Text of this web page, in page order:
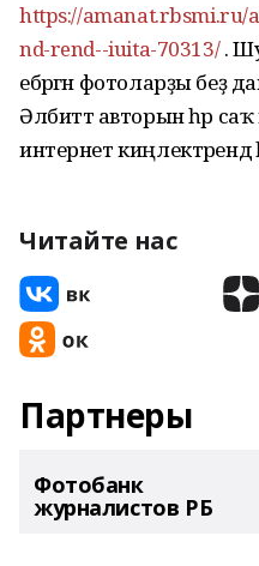
https://amanat.rbsmi.ru/
nd-rend--iuita-70313/.
ебәргән фотоларҙы
Әлбиттә авторын һәр саҡ
интернет
Читайте нас
Партнеры
Фотобанк
журналистов РБ